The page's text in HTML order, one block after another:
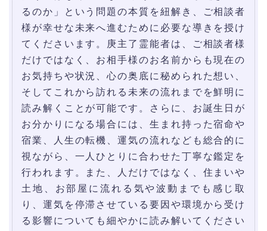
るのか」という問題の本質を紐解き、ご相談者
様が幸せな未来へ進むために必要な導きを授け
てくださいます。庚主了霊能者は、ご相談者様
だけではなく、お相手様のお名前からも現在の
お気持ちや状況、心の奥底に秘められた想い、
そしてこれから訪れる未来の流れまでを鮮明に
読み解くことが可能です。さらに、お誕生日が
お分かりになる場合には、生まれ持った宿命や
宿業、人生の転機、運気の流れなども総合的に
視ながら、一人ひとりに合わせた丁寧な鑑定を
行われます。また、人だけではなく、住まいや
土地、お部屋に流れる気や波動までも感じ取
り、運気を停滞させている要因や環境から受け
る影響についても細やかに読み解いてください